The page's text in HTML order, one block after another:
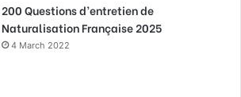
200 Questions d’entretien de
Naturalisation Française 2025
4 March 2022